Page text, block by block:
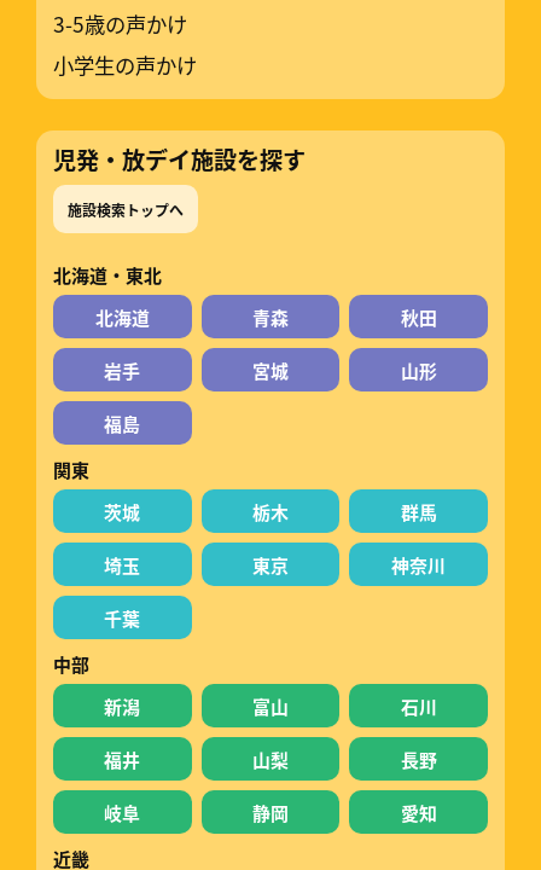
3-5歳の声かけ
小学生の声かけ
児発・放デイ施設を探す
施設検索トップへ
北海道・東北
北海道
青森 秋田
岩手 宮城 山形
福島
関東
茨城
栃木 群馬
埼玉 東京 神奈川
千葉
中部
新潟
富山 石川
福井 山梨 長野
岐阜 静岡
愛知
近畿